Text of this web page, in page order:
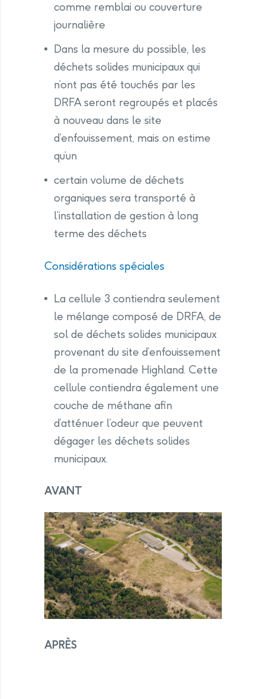
comme remblai ou couverture
journalière
Dans la mesure du possible, les
déchets solides municipaux qui
n’ont pas été touchés par les
DRFA seront regroupés et placés
à nouveau dans le site
d’enfouissement, mais on estime
qu’un
certain volume de déchets
organiques sera transporté à
l’installation de gestion à long
terme des déchets
Considérations spéciales
La cellule 3 contiendra seulement
le mélange composé de DRFA, de
sol de déchets solides municipaux
provenant du site d’enfouissement
de la promenade Highland. Cette
cellule contiendra également une
couche de méthane afin
d’atténuer l’odeur que peuvent
dégager les déchets solides
municipaux.
AVANT
APRÈS